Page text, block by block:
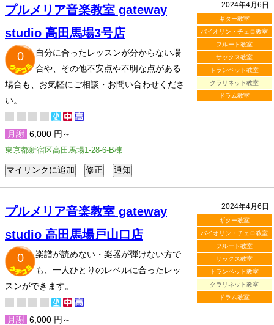
2024年4月6日
ギター教室
バイオリン・チェロ教室
フルート教室
サックス教室
トランペット教室
クラリネット教室
ドラム教室
プルメリア音楽教室 gateway
studio 高田馬場3号店
0
自分に合ったレッスンが分からない場
合や、その他不安点や不明な点がある
場合も、お気軽にご相談・お問い合わせくださ
い。
月謝 6,000 円～
東京都新宿区高田馬場1-28-6-B棟
2024年4月6日
ギター教室
バイオリン・チェロ教室
フルート教室
サックス教室
トランペット教室
クラリネット教室
ドラム教室
プルメリア音楽教室 gateway
studio 高田馬場戸山口店
0
楽譜が読めない・楽器が弾けない方で
も、一人ひとりのレベルに合ったレッ
スンができます。
月謝 6,000 円～